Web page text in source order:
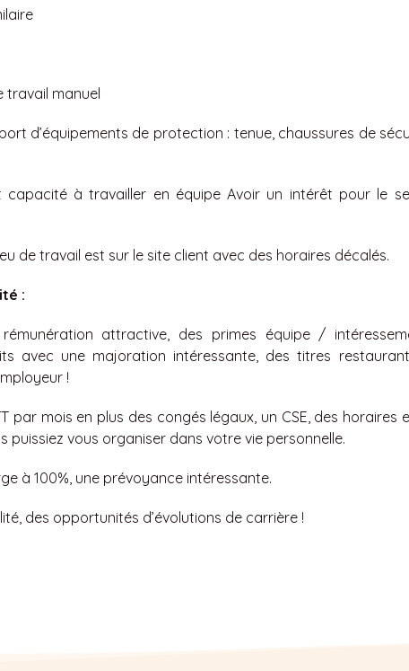
travail manuel
d’équipements de protection : tenue, chaussures de
à travailler en équipe Avoir un intérêt pour le
de travail est sur le site client avec des horaires décalés.
:
attractive, des primes équipe /
avec une majoration intéressante, des titres restaurant
!
par mois en plus des congés légaux, un CSE, des horaires
puissiez vous organiser dans votre vie personnelle.
à 100%, une prévoyance intéressante.
des opportunités d’évolutions de carrière !